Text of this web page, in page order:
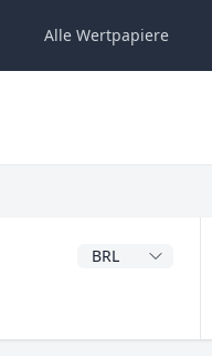
Alle Wertpapiere